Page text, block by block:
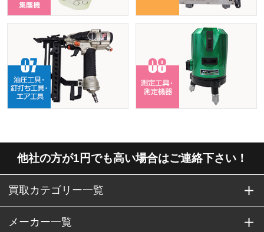
他社の方が1円でも高い場合はご連絡下さい！
買取カテゴリー一覧
メーカー一覧